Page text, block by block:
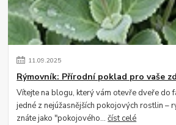
11.09.2025
Rýmovník: Přírodní poklad pro vaše
Vítejte na blogu, který vám otevře dveře do
jedné z nejúžasnějších pokojových rostlin –
znáte jako "pokojového...číst celé